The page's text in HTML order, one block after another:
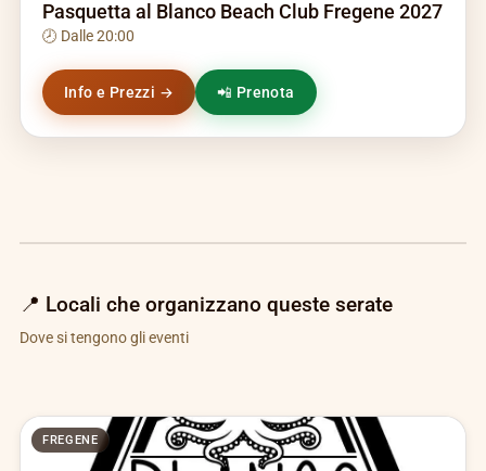
Pasquetta al Blanco Beach Club Fregene 2027
🕗 Dalle 20:00
Info e Prezzi → 📲 Prenota
📍 Locali che organizzano queste serate
Dove si tengono gli eventi
FREGENE